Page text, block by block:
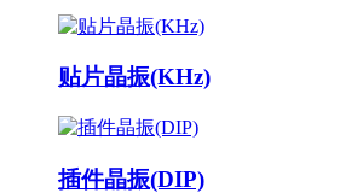
贴片晶振(KHz)
插件晶振(DIP)